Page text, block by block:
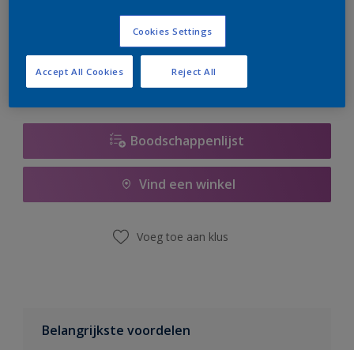
er hard aan om de voorraad aan te vullen.
Boodschappenlijst
Vind een winkel
Voeg toe aan klus
Belangrijkste voordelen
Cookies Settings
Reject All
Accept All Cookies